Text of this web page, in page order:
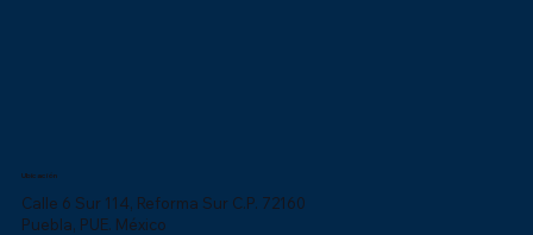
Ubicación
Calle 6 Sur 114, Reforma Sur C.P. 72160
Puebla, PUE. México